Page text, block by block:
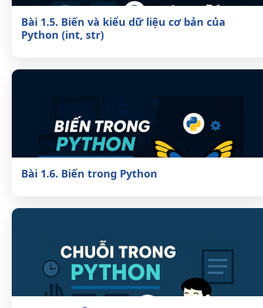
Bài 1.5. Biến và kiểu dữ liệu cơ bản của
Python (int, str)
Bài 1.6. Biến trong Python